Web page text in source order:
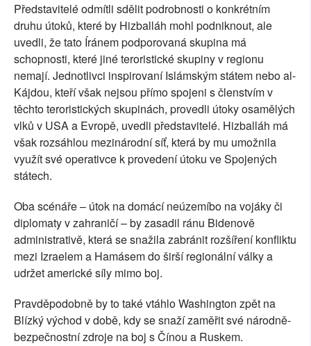
Představitelé odmítli sdělit podrobnosti o konkrétním
druhu útoků, které by Hizballáh mohl podniknout, ale
uvedli, že tato Íránem podporovaná skupina má
schopnosti, které jiné teroristické skupiny v regionu
nemají. Jednotlivci inspirovaní Islámským státem nebo al-
Kájdou, kteří však nejsou přímo spojeni s členstvím v
těchto teroristických skupinách, provedli útoky osamělých
vlků v USA a Evropě, uvedli představitelé. Hizballáh má
však rozsáhlou mezinárodní síť, která by mu umožnila
využít své operativce k provedení útoku ve Spojených
státech.
Oba scénáře – útok na domácí neúzemíbo na vojáky či
diplomaty v zahraničí – by zasadil ránu Bidenově
administrativě, která se snažila zabránit rozšíření konfliktu
mezi Izraelem a Hamásem do širší regionální války a
udržet americké síly mimo boj.
Pravděpodobně by to také vtáhlo Washington zpět na
Blízký východ v době, kdy se snaží zaměřit své národně-
bezpečnostní zdroje na boj s Čínou a Ruskem.